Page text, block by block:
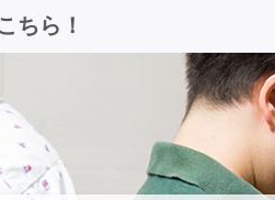
ちら！